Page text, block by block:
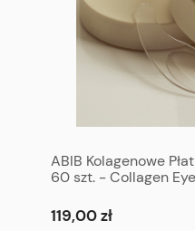
ABIB Kolagenowe
60 szt. - Collagen
119,00 zł